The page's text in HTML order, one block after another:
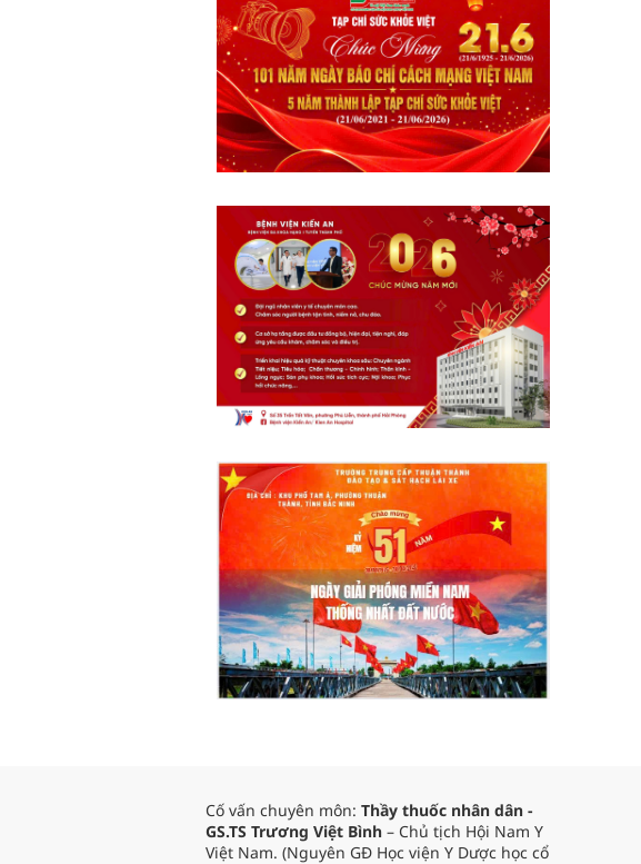
Cố vấn chuyên môn: Thầy thuốc nhân dân -
GS.TS Trương Việt Bình – Chủ tịch Hội Nam Y
Việt Nam. (Nguyên GĐ Học viện Y Dược học cổ